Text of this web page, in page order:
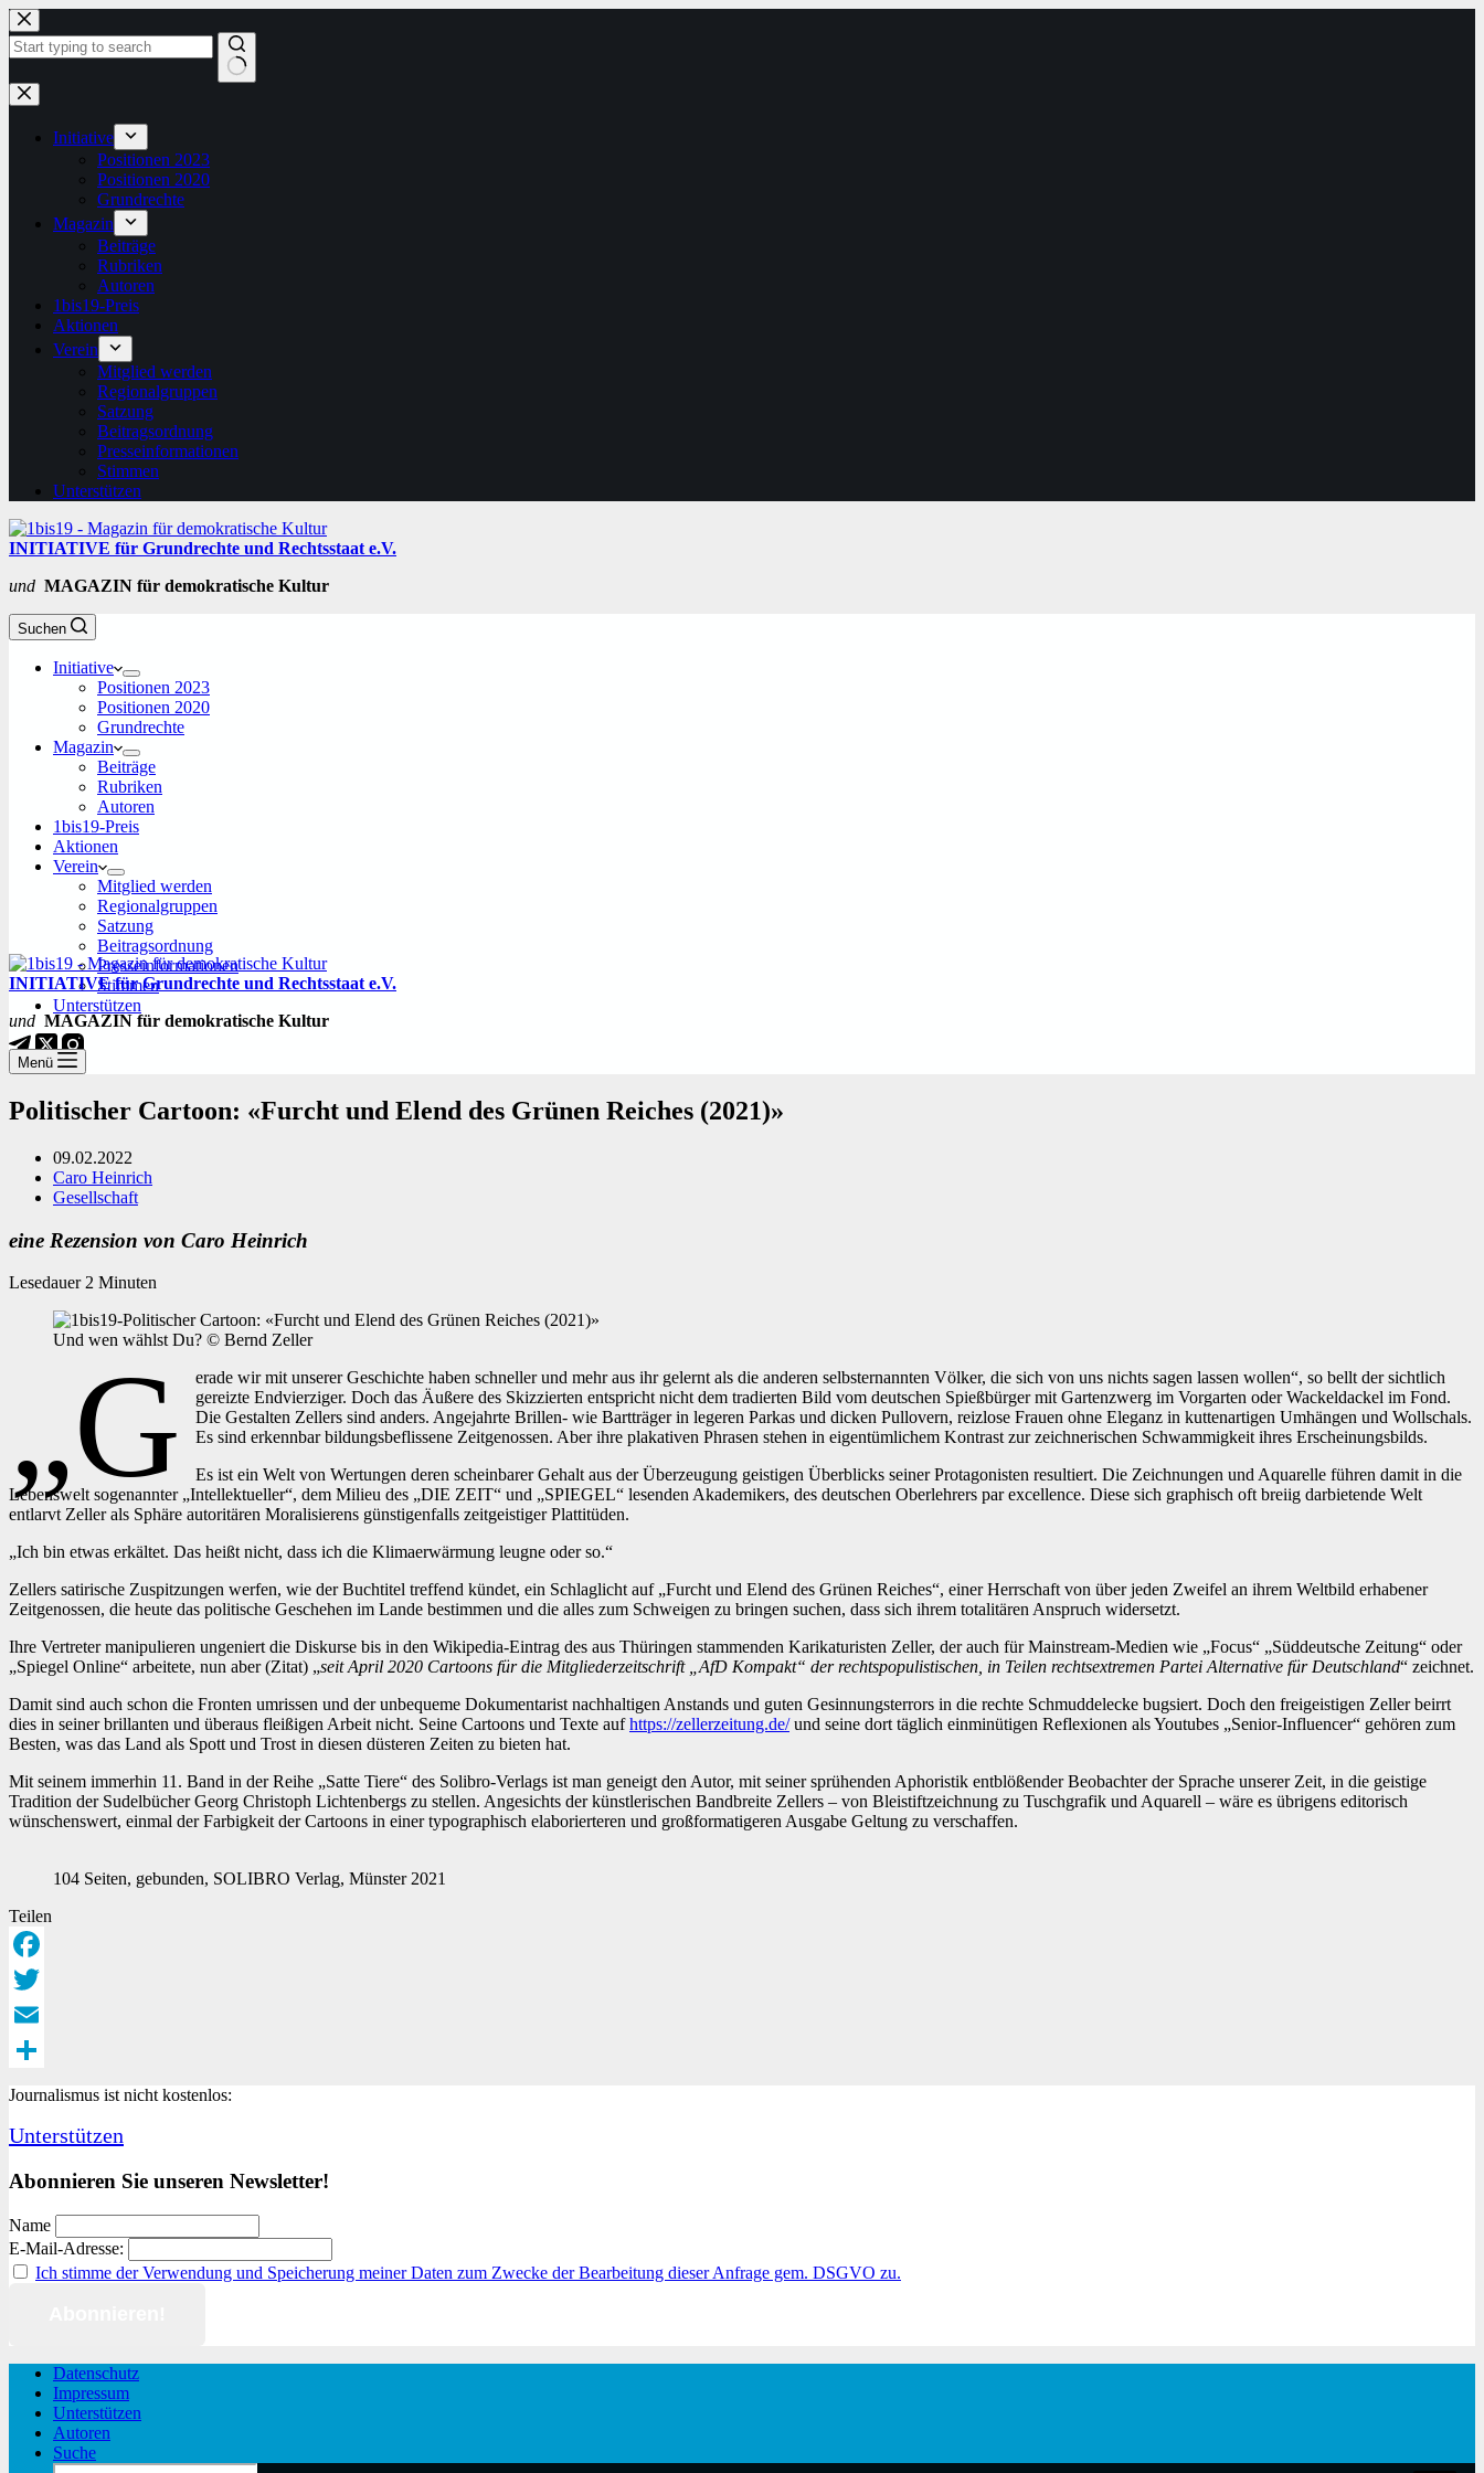
Zum
Inhalt
springen
Keine
Ergebnisse
Initiative
Positionen 2023
Positionen 2020
Grundrechte
Magazin
Beiträge
Rubriken
Autoren
1bis19-Preis
Aktionen
Verein
Mitglied werden
Regionalgruppen
Satzung
Beitragsordnung
Presseinformationen
Stimmen
Unterstützen
INITIATIVE für Grundrechte und Rechtsstaat e.V.
und MAGAZIN für demokratische Kultur
Suchen
Initiative
Positionen 2023
Positionen 2020
Grundrechte
Magazin
Beiträge
Rubriken
Autoren
1bis19-Preis
Aktionen
Verein
Mitglied werden
Regionalgruppen
Satzung
Beitragsordnung
Presseinformationen
Stimmen
Unterstützen
INITIATIVE für Grundrechte und Rechtsstaat e.V.
und MAGAZIN für demokratische Kultur
Menü
Politischer Cartoon: «Furcht und Elend des Grünen Reiches (2021)»
09.02.2022
Caro Heinrich
Gesellschaft
eine Rezension von Caro Heinrich
Lesedauer 2 Minuten
Und wen wählst Du? © Bernd Zeller
„G
erade wir mit unserer Geschichte haben schneller und mehr aus ihr gelernt als die anderen selbsternannten Völker, die sich von uns nichts sagen lassen wollen“, so bellt der sichtlich
gereizte Endvierziger. Doch das Äußere des Skizzierten entspricht nicht dem tradierten Bild vom deutschen Spießbürger mit Gartenzwerg im Vorgarten oder Wackeldackel im Fond.
Die Gestalten Zellers sind anders. Angejahrte Brillen- wie Bartträger in legeren Parkas und dicken Pullovern, reizlose Frauen ohne Eleganz in kuttenartigen Umhängen und Wollschals.
Es sind erkennbar bildungsbeflissene Zeitgenossen. Aber ihre plakativen Phrasen stehen in eigentümlichem Kontrast zur zeichnerischen Schwammigkeit ihres Erscheinungsbilds.
Es ist ein Welt von Wertungen deren scheinbarer Gehalt aus der Überzeugung geistigen Überblicks seiner Protagonisten resultiert. Die Zeichnungen und Aquarelle führen damit in die
Lebenswelt sogenannter „Intellektueller“, dem Milieu des „DIE ZEIT“ und „SPIEGEL“ lesenden Akademikers, des deutschen Oberlehrers par excellence. Diese sich graphisch oft breiig darbietende Welt
entlarvt Zeller als Sphäre autoritären Moralisierens günstigenfalls zeitgeistiger Plattitüden.
„Ich bin etwas erkältet. Das heißt nicht, dass ich die Klimaerwärmung leugne oder so.“
Zellers satirische Zuspitzungen werfen, wie der Buchtitel treffend kündet, ein Schlaglicht auf „Furcht und Elend des Grünen Reiches“, einer Herrschaft von über jeden Zweifel an ihrem Weltbild erhabener
Zeitgenossen, die heute das politische Geschehen im Lande bestimmen und die alles zum Schweigen zu bringen suchen, dass sich ihrem totalitären Anspruch widersetzt.
Ihre Vertreter manipulieren ungeniert die Diskurse bis in den Wikipedia-Eintrag des aus Thüringen stammenden Karikaturisten Zeller, der auch für Mainstream-Medien wie „Focus“ „Süddeutsche Zeitung“ oder
„Spiegel Online“ arbeitete, nun aber (Zitat) „seit April 2020 Cartoons für die Mitgliederzeitschrift „AfD Kompakt“ der rechtspopulistischen, in Teilen rechtsextremen Partei Alternative für Deutschland“ zeichnet.
Damit sind auch schon die Fronten umrissen und der unbequeme Dokumentarist nachhaltigen Anstands und guten Gesinnungsterrors in die rechte Schmuddelecke bugsiert. Doch den freigeistigen Zeller beirrt
dies in seiner brillanten und überaus fleißigen Arbeit nicht. Seine Cartoons und Texte aufhttps://zellerzeitung.de/und seine dort täglich einminütigen Reflexionen als Youtubes „Senior-Influencer“ gehören zum
Besten, was das Land als Spott und Trost in diesen düsteren Zeiten zu bieten hat.
Mit seinem immerhin 11. Band in der Reihe „Satte Tiere“ des Solibro-Verlags ist man geneigt den Autor, mit seiner sprühenden Aphoristik entblößender Beobachter der Sprache unserer Zeit, in die geistige
Tradition der Sudelbücher Georg Christoph Lichtenbergs zu stellen. Angesichts der künstlerischen Bandbreite Zellers – von Bleistiftzeichnung zu Tuschgrafik und Aquarell – wäre es übrigens editorisch
wünschenswert, einmal der Farbigkeit der Cartoons in einer typographisch elaborierteren und großformatigeren Ausgabe Geltung zu verschaffen.
104 Seiten, gebunden, SOLIBRO Verlag, Münster 2021
Teilen
Facebook
Twitter
Email
Teilen
Journalismus ist nicht kostenlos:
Unterstützen
Abonnieren Sie unseren Newsletter!
Name
E-Mail-Adresse:
Ich stimme der Verwendung und Speicherung meiner Daten zum Zwecke der Bearbeitung dieser Anfrage gem. DSGVO zu.
Datenschutz
Impressum
Unterstützen
Autoren
Suche